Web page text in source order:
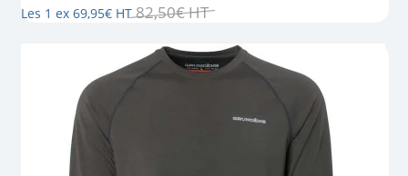
Les 1 ex 69,95€ HT 82,50€HT